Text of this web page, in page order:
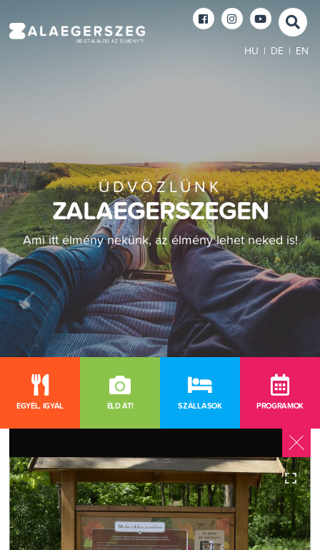
MEGTALÁLOD AZ ÉLMÉNYT!
HU DE EN
ÜDVÖZLÜNK
ZALAEGERSZEGEN
Ami itt élmény nekünk, az élmény lehet neked is!
EGYÉL, IGYÁL ÉLD ÁT! SZÁLLÁSOK PROGRAMOK